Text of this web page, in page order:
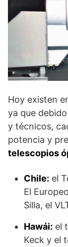
Hoy existen
ya que
y técnicos,
potencia y
telescopios
Chile: el
El
Silla, el
Hawái: el
Keck y el